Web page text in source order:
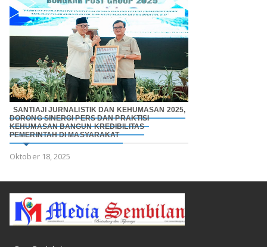
SANTIAJI JURNALISTIK DAN KEHUMASAN 2025,
DORONG SINERGI PERS DAN PRAKTISI
KEHUMASAN BANGUN KREDIBILITAS
PEMERINTAH DI MASYARAKAT
Oktober 18, 2025